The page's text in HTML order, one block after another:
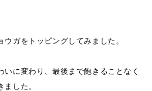
ウガをトッピングしてみました。
いに変わり、最後まで飽きることなく
した。